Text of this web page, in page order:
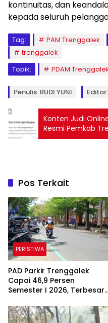
kontinuitas, dan
kepada seluruh
Tag: PAM Trenggalek
trenggalek
Topik:
PDAM
Penulis: RUDI YUNI
Konten Judi
Resmi Pemkab
Server Sementara
Pos Terkait
PERISTIWA
PAD Parkir Trenggalek
Capai 46,9 Persen
Semester I 2026, Terbesar